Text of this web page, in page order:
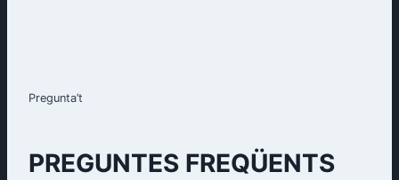
Pregunta’t
PREGUNTES FREQÜENTS